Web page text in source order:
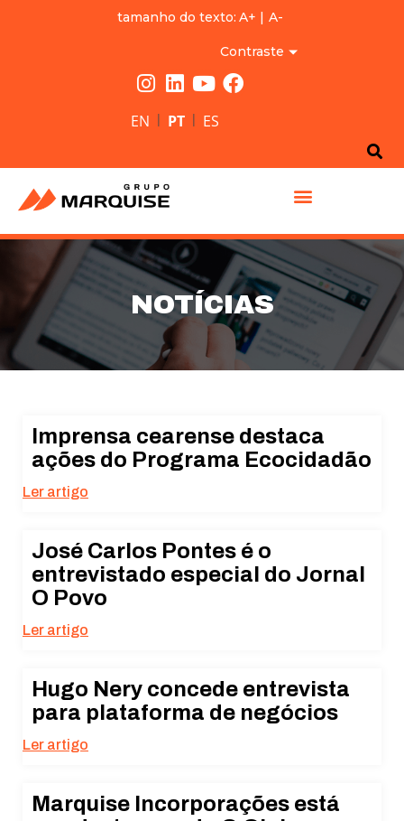
tamanho do texto: A+ | A-
Contraste
EN | PT | ES
NOTÍCIAS
Imprensa cearense destaca
ações do Programa Ecocidadão
Ler artigo
José Carlos Pontes é o
entrevistado especial do Jornal
O Povo
Ler artigo
Hugo Nery concede entrevista
para plataforma de negócios
Ler artigo
Marquise Incorporações está